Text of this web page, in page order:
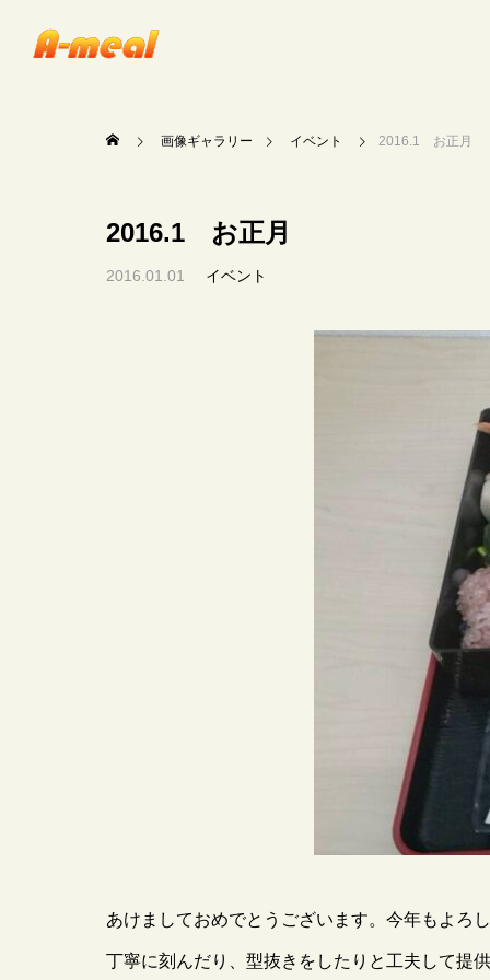
画像ギャラリー イベント 2016.1 お正月
2016.1 お正月
2016.01.01 イベント
あけましておめでとうございます。今年もよろ
丁寧に刻んだり、型抜きをしたりと工夫して提